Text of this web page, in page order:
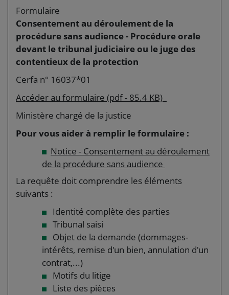
Formulaire
Consentement au déroulement de la
procédure sans audience - Procédure orale
devant le tribunal judiciaire ou le juge des
contentieux de la protection
Cerfa n° 16037*01
Accéder au formulaire (pdf - 85.4 KB)
Ministère chargé de la justice
Pour vous aider à remplir le formulaire :
Notice - Consentement au déroulement
de la procédure sans audience
La requête doit comprendre les éléments
suivants :
Identité complète des parties
Tribunal saisi
Objet de la demande (dommages-
intérêts, remise d'un bien, annulation d'un
contrat,...)
Motifs du litige
Liste des pièces